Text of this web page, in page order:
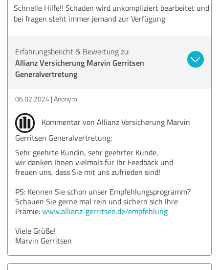
Schnelle Hilfe!! Schaden wird unkompliziert bearbeitet und
bei fragen steht immer jemand zur Verfügung
Erfahrungsbericht & Bewertung zu:
Allianz Versicherung Marvin Gerritsen
Generalvertretung
06.02.2024 Anonym
Kommentar von Allianz Versicherung Marvin
Gerritsen Generalvertretung:
Sehr geehrte Kundin, sehr geehrter Kunde,
wir danken Ihnen vielmals für Ihr Feedback und
freuen uns, dass Sie mit uns zufrieden sind!
PS: Kennen Sie schon unser Empfehlungsprogramm?
Schauen Sie gerne mal rein und sichern sich Ihre
Prämie:www.allianz-gerritsen.de/empfehlung
Viele Grüße!
Marvin Gerritsen